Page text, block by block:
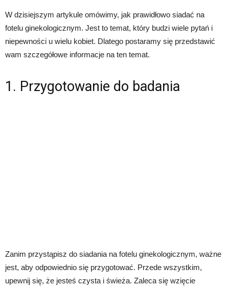
W dzisiejszym artykule omówimy, jak prawidłowo siadać na
fotelu ginekologicznym. Jest to temat, który budzi wiele pytań i
niepewności u wielu kobiet. Dlatego postaramy się przedstawić
wam szczegółowe informacje na ten temat.
1. Przygotowanie do badania
Zanim przystąpisz do siadania na fotelu ginekologicznym, ważne
jest, aby odpowiednio się przygotować. Przede wszystkim,
upewnij się, że jesteś czysta i świeża. Zaleca się wzięcie